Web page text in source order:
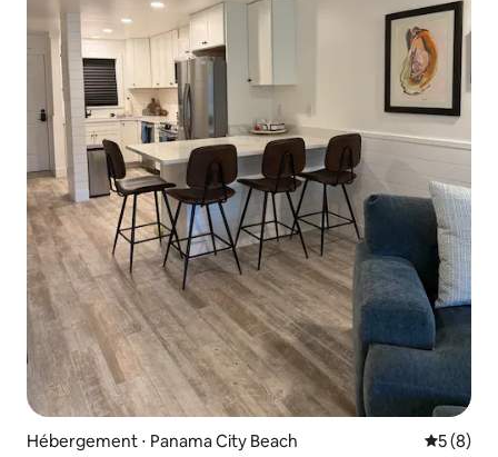
Hébergement ⋅ Panama City Beach
5 (8)